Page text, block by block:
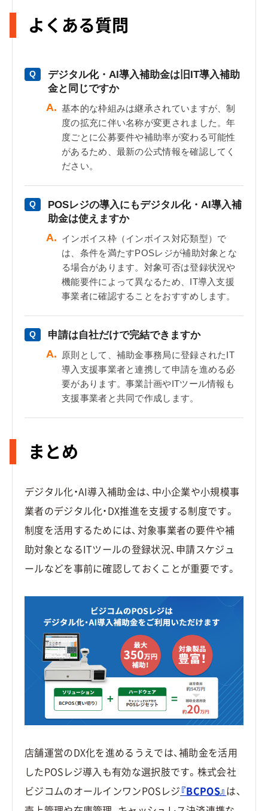
よくある質問
Q
デジタル化・AI導入補助金は旧IT導入補助
金と同じですか
A. 基本的な枠組みは継承されていますが、制
度の拡充に伴い名称が変更されました。年
度ごとに公募要件や補助率が変わる可能性
があるため、最新の公式情報を確認してく
ださい。
Q
POSレジの導入にもデジタル化・AI導入補
助金は使えますか
A. インボイス枠（インボイス対応類型）で
は、条件を満たすPOSレジが補助対象とな
る場合があります。対象可否は登録状況や
機能要件によって異なるため、IT導入支援
事業者に確認することをおすすめします。
Q 申請は自社だけで完結できますか
A.
原則として、補助金事務局に登録されたIT
導入支援事業者と連携して申請を進める必
要があります。事業計画やITツール情報も
支援事業者と共同で作成します。
まとめ
デジタル化・AI導入補助金は、中小企業や小規模事
業者のデジタル化・DX推進を支援する制度です。
制度を活用するためには、対象事業者の要件や補
助対象となるITツールの登録状況、申請スケジュ
ールなどを事前に確認しておくことが重要です。
店舗運営のDX化を進めるうえでは、補助金を活用
したPOSレジ導入も有効な選択肢です。株式会社
ビジコムのオールインワンPOSレジ 『BCPOS』 は、